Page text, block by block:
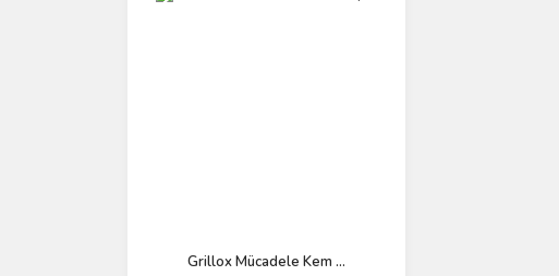
Grillox Mücadele Kem ...